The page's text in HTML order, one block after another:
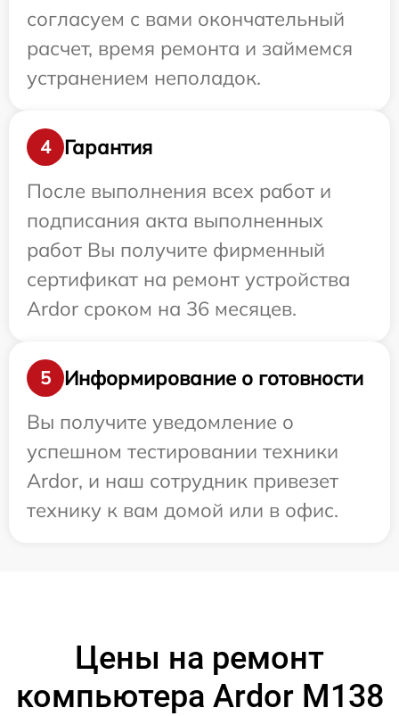
согласуем с вами окончательный
расчет, время ремонта и займемся
устранением неполадок.
4
Гарантия
После выполнения всех работ и
подписания акта выполненных
работ Вы получите фирменный
сертификат на ремонт устройства
Ardor сроком на 36 месяцев.
5
Информирование о готовности
Вы получите уведомление о
успешном тестировании техники
Ardor, и наш сотрудник привезет
технику к вам домой или в офис.
Цены на ремонт
компьютера Ardor M138